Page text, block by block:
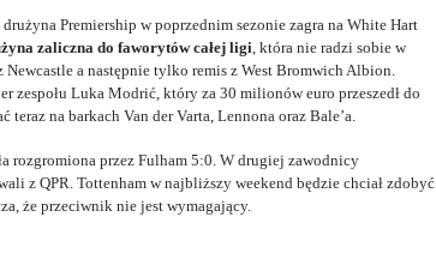
Premiership w poprzednim sezonie zagra na White Hart
zaliczna do faworytów całej ligi, która nie radzi sobie w
a następnie tylko remis z West Bromwich Albion.
zespołu Luka Modrić, który za 30 milionów euro przeszedł do
teraz na barkach Van der Varta, Lennona oraz Bale’a.
rozgromiona przez Fulham 5:0. W drugiej zawodnicy
z QPR. Tottenham w najbliższy weekend będzie chciał zdobyć
że przeciwnik nie jest wymagający.